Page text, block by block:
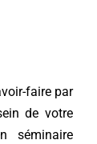
faire par
de votre
séminaire